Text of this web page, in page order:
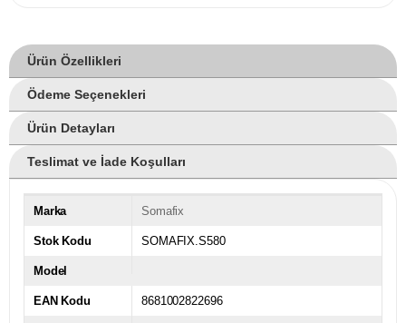
Ürün Özellikleri
Ödeme Seçenekleri
Ürün Detayları
Teslimat ve İade Koşulları
Marka Somafix
Stok Kodu SOMAFIX.S580
Model
EAN Kodu 8681002822696